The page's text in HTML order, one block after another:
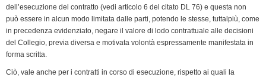
dell’esecuzione del contratto (vedi articolo 6 del citato DL 76) e questa non
può essere in alcun modo limitata dalle parti, potendo le stesse, tuttalpiù, come
in precedenza evidenziato, negare il valore di lodo contrattuale alle decisioni
del Collegio, previa diversa e motivata volontà espressamente manifestata in
forma scritta.
Ciò, vale anche per i contratti in corso di esecuzione, rispetto ai quali la